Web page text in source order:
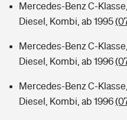
Mercedes-Benz C-
Diesel, Kombi, ab 1995
Mercedes-Benz C-
Diesel, Kombi, ab 1996
Mercedes-Benz C-
Diesel, Kombi, ab 1996